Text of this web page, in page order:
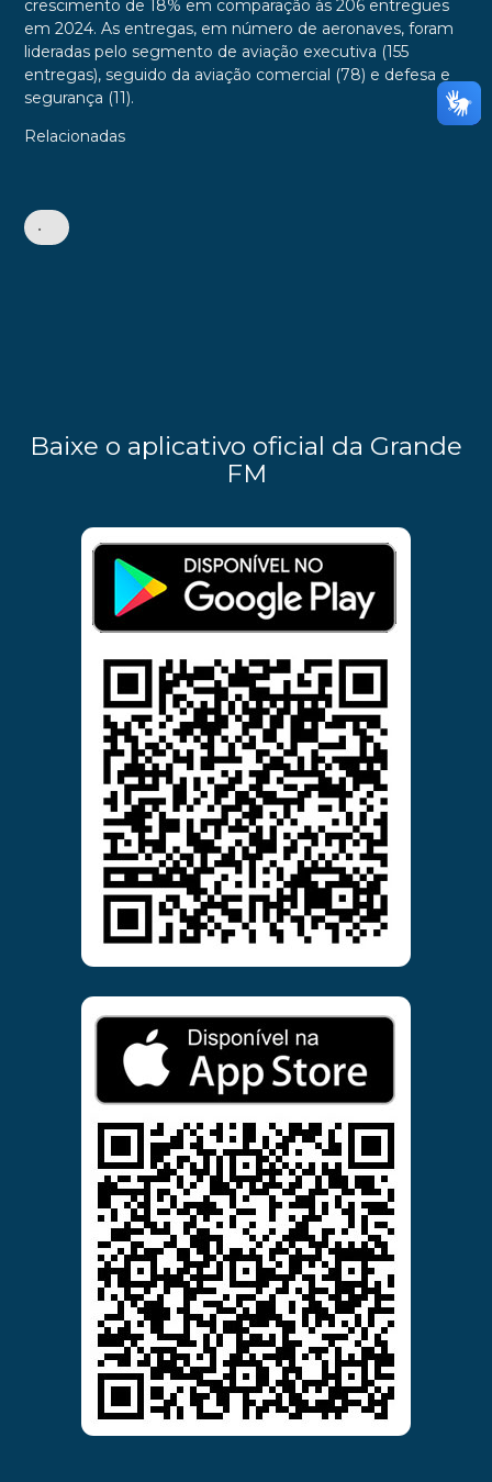
crescimento de 18% em comparação às 206 entregues
em 2024. As entregas, em número de aeronaves, foram
lideradas pelo segmento de aviação executiva (155
entregas), seguido da aviação comercial (78) e defesa e
segurança (11).
Relacionadas
•
Baixe o aplicativo oficial da Grande
FM